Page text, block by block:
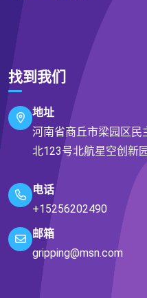
找到我们
地址
河南省商丘市梁园区民
北123号北航星空创新
电话
+15256202490
邮箱
gripping@msn.com